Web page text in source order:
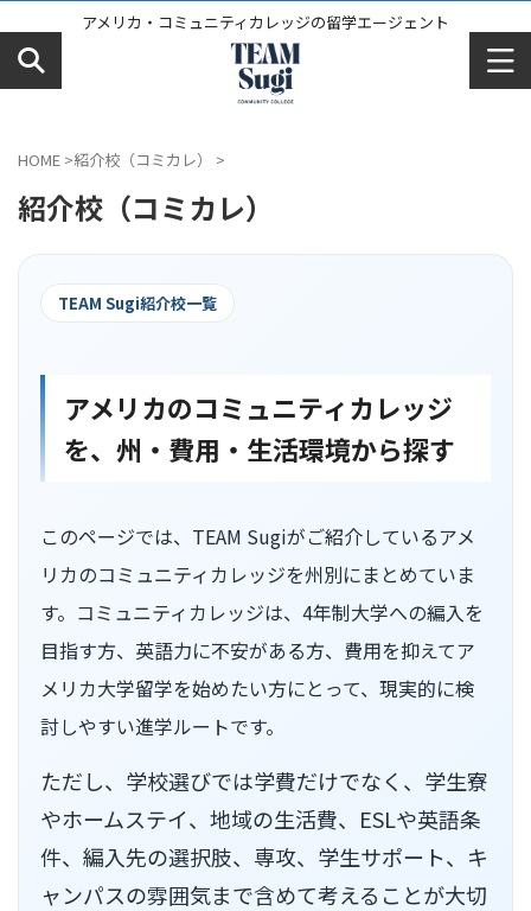
アメリカ・コミュニティカレッジの留学エージェント
HOME >紹介校（コミカレ） >
紹介校（コミカレ）
TEAM Sugi紹介校一覧
アメリカのコミュニティカレッジ
を、州・費用・生活環境から探す
このページでは、TEAM Sugiがご紹介しているアメ
リカのコミュニティカレッジを州別にまとめていま
す。コミュニティカレッジは、4年制大学への編入を
目指す方、英語力に不安がある方、費用を抑えてア
メリカ大学留学を始めたい方にとって、現実的に検
討しやすい進学ルートです。
ただし、学校選びでは学費だけでなく、学生寮
やホームステイ、地域の生活費、ESLや英語条
件、編入先の選択肢、専攻、学生サポート、キ
ャンパスの雰囲気まで含めて考えることが大切